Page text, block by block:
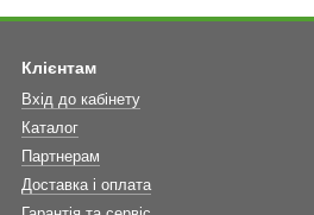
Клієнтам
Вхід до кабінету
Каталог
Партнерам
Доставка і оплата